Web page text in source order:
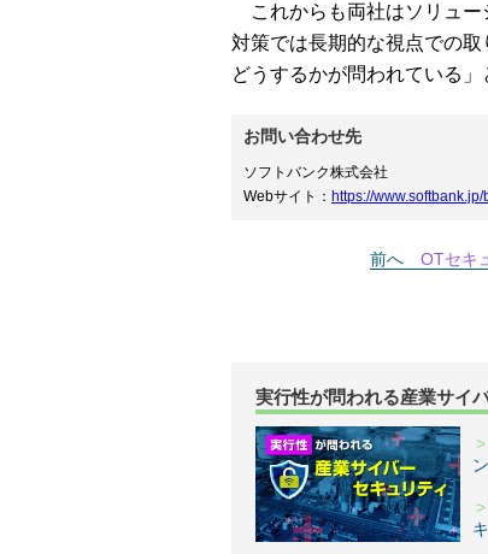
これからも両社はソリュー
対策では長期的な視点での
どうするかが問われている」
お問い合わせ先
ソフトバンク株式会社
Webサイト： https://
前へ OTセキ
実行性が問われる産業サイ